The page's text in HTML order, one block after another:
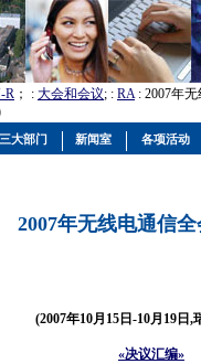
R ； : 大会和会议; : RA: 2007年
2007年无线电通信
(2007年10月15日-10月19日,
«决议汇编»
大部门 新闻室 各项活动